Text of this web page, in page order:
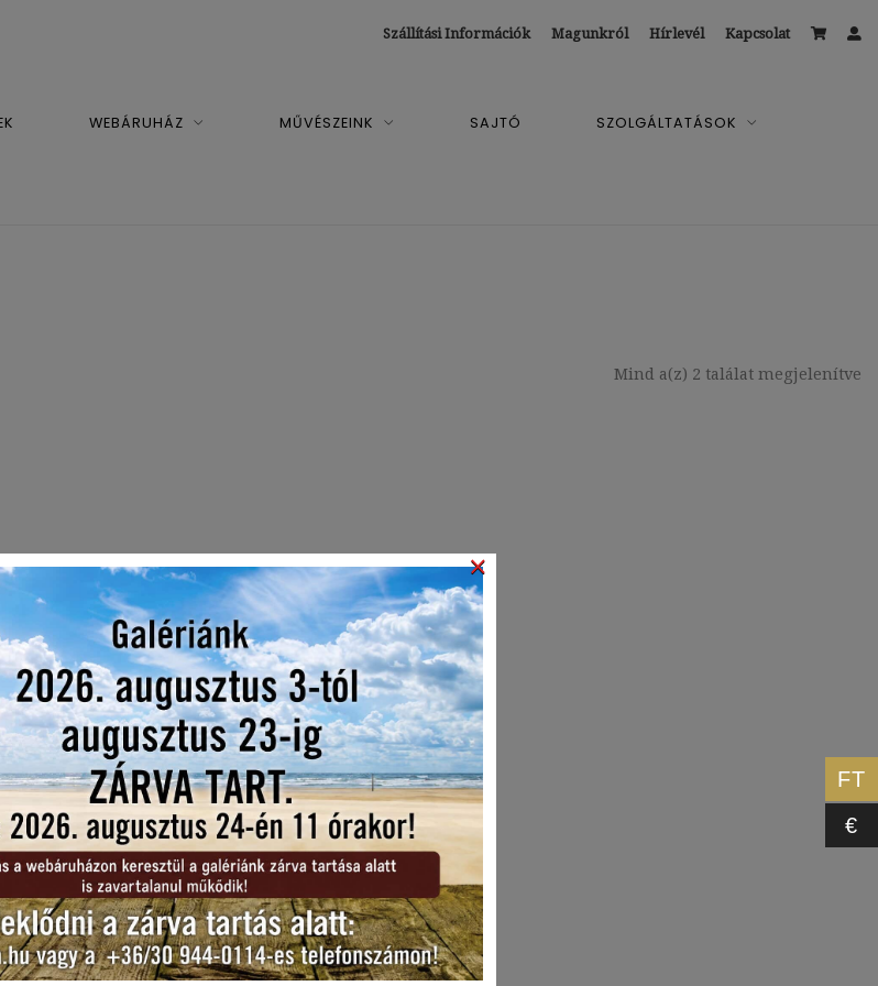
Szállítási Információk Magunkról Hírlevél Kapcsolat
WEBÁRUHÁZ MŰVÉSZEINK SAJTÓ SZOLGÁLTATÁSOK
Mind a(z) 2 találat megjelenítve
FT
€
×